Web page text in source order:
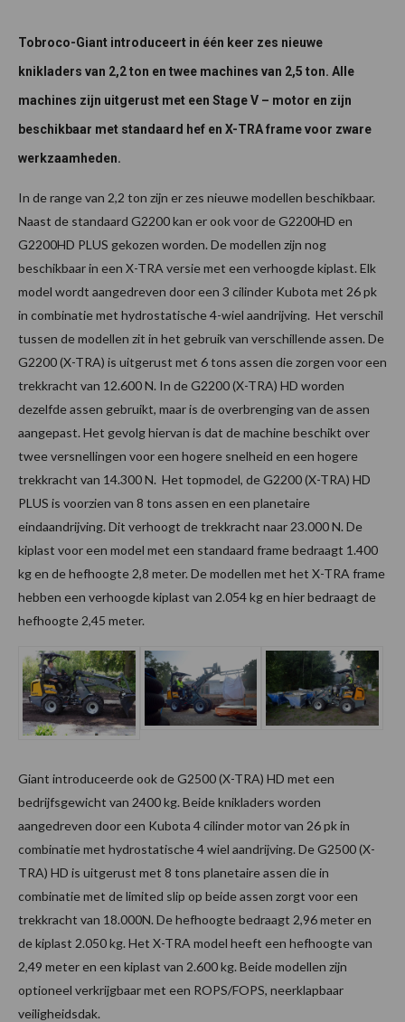
Tobroco-Giant introduceert in één keer zes nieuwe
knikladers van 2,2 ton en twee machines van 2,5 ton. Alle
machines zijn uitgerust met een Stage V – motor en zijn
beschikbaar met standaard hef en X-TRA frame voor zware
werkzaamheden.
In de range van 2,2 ton zijn er zes nieuwe modellen beschikbaar.
Naast de standaard G2200 kan er ook voor de G2200HD en
G2200HD PLUS gekozen worden. De modellen zijn nog
beschikbaar in een X-TRA versie met een verhoogde kiplast. Elk
model wordt aangedreven door een 3 cilinder Kubota met 26 pk
in combinatie met hydrostatische 4-wiel aandrijving. Het verschil
tussen de modellen zit in het gebruik van verschillende assen. De
G2200 (X-TRA) is uitgerust met 6 tons assen die zorgen voor een
trekkracht van 12.600 N. In de G2200 (X-TRA) HD worden
dezelfde assen gebruikt, maar is de overbrenging van de assen
aangepast. Het gevolg hiervan is dat de machine beschikt over
twee versnellingen voor een hogere snelheid en een hogere
trekkracht van 14.300 N. Het topmodel, de G2200 (X-TRA) HD
PLUS is voorzien van 8 tons assen en een planetaire
eindaandrijving. Dit verhoogt de trekkracht naar 23.000 N. De
kiplast voor een model met een standaard frame bedraagt 1.400
kg en de hefhoogte 2,8 meter. De modellen met het X-TRA frame
hebben een verhoogde kiplast van 2.054 kg en hier bedraagt de
hefhoogte 2,45 meter.
Giant introduceerde ook de G2500 (X-TRA) HD met een
bedrijfsgewicht van 2400 kg. Beide knikladers worden
aangedreven door een Kubota 4 cilinder motor van 26 pk in
combinatie met hydrostatische 4 wiel aandrijving. De G2500 (X-
TRA) HD is uitgerust met 8 tons planetaire assen die in
combinatie met de limited slip op beide assen zorgt voor een
trekkracht van 18.000N. De hefhoogte bedraagt 2,96 meter en
de kiplast 2.050 kg. Het X-TRA model heeft een hefhoogte van
2,49 meter en een kiplast van 2.600 kg. Beide modellen zijn
optioneel verkrijgbaar met een ROPS/FOPS, neerklapbaar
veiligheidsdak.